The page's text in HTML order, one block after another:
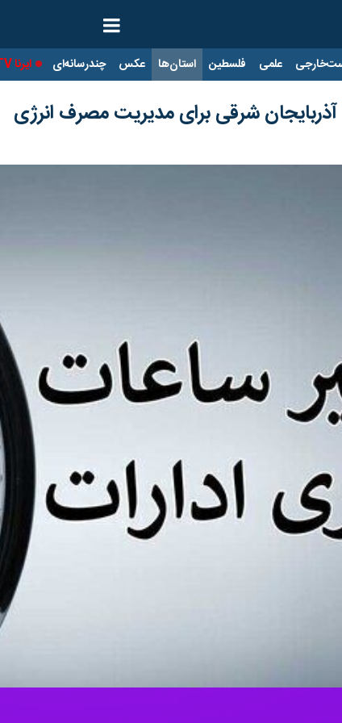
علمی فلسطین استان‌ها عکس چندرسانه‌ای ایرنا TV
شرقی برای مدیریت مصرف انرژی